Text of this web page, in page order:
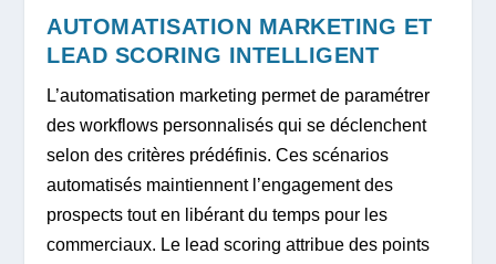
AUTOMATISATION MARKETING ET
LEAD SCORING INTELLIGENT
L’automatisation marketing permet de paramétrer
des workflows personnalisés qui se déclenchent
selon des critères prédéfinis. Ces scénarios
automatisés maintiennent l’engagement des
prospects tout en libérant du temps pour les
commerciaux. Le lead scoring attribue des points